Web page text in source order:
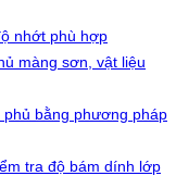
nhớt phù hợp
màng sơn, vật liệu
bằng phương pháp
tra độ bám dính lớp